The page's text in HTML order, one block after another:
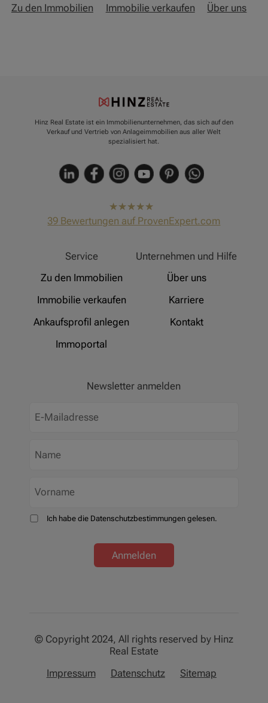
Zu den Immobilien Immobilie verkaufen Über uns
Hinz Real Estate ist ein Immobilienunternehmen, das sich auf den
Verkauf und Vertrieb von Anlageimmobilien aus aller Welt
spezialisiert hat.
hat4,91
von5
39 Bewertungen auf ProvenExpert.com
Service
Zu den Immobilien
Immobilie verkaufen
Ankaufsprofil anlegen
Immoportal
Unternehmen und Hilfe
Über uns
Karriere
Kontakt
Newsletter anmelden
Ich habe die Datenschutzbestimmungen gelesen.
Anmelden
© Copyright 2024, All rights reserved by Hinz
Real Estate
Impressum
Datenschutz Sitemap